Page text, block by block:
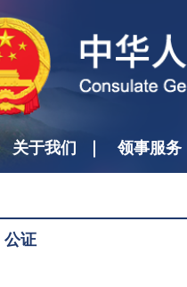
关于我们 领事服务
公证